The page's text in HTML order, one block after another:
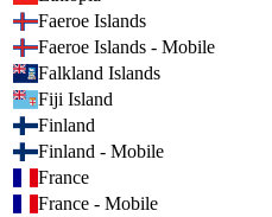
Faeroe Islands
Faeroe Islands - Mobile
Falkland Islands
Fiji Island
Finland
Finland - Mobile
France
France - Mobile